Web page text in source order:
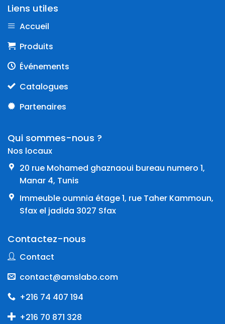
Liens utiles
Accueil
Produits
Événements
Catalogues
Partenaires
Qui sommes-nous ?
Nos locaux
20 rue Mohamed ghaznaoui bureau numero 1,
Manar 4, Tunis
Immeuble oumnia étage 1, rue Taher Kammoun,
Sfax el jadida 3027 Sfax
Contactez-nous
Contact
contact@amslabo.com
+216 74 407 194
+216 70 871 328